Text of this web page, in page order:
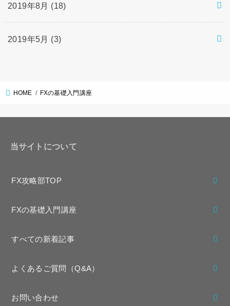
2019年8月 (18)
2019年5月 (3)
HOME FXの基礎入門講座
当サイトについて
FX攻略部TOP
FXの基礎入門講座
すべての新着記事
よくあるご質問（Q&A）
お問い合わせ